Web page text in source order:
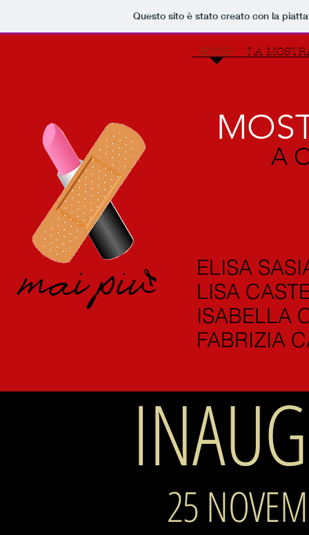
Questo sito è stato creato con la
HOME LA
A
ELISA
LISA
ISABELLA
FABRIZIA
25